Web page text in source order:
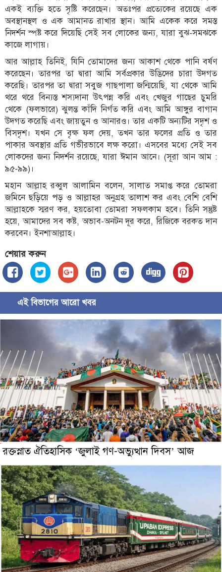
একই ব্যক্তি হতে সৃষ্টি করেছেন। অতঃপর প্রত্যেকের রয়েছে এক
অবস্থানস্থল ও এক আমানত রাখার স্থান। আমি একেক করে সমস্ত
নিদর্শন স্পষ্ট করে দিয়েছি সেই সব লোকের জন্য, যারা বুঝ-সমঝকে
কাজে লাগায়।
আর আল্লাহ তিনিই, যিনি তোমাদের জন্য আকাশ থেকে পানি বর্ষণ
করেছেন। তারপর তা দ্বারা আমি সর্বপ্রকার উদ্ভিদের চারা উদগত
করেছি। তারপর তা দ্বারা সবুজ গাছপালা জন্মিয়েছি, যা থেকে আমি
থরে থরে বিন্যস্ত শস্যদানা উৎপন্ন করি এবং খেজুর গাছের চুমরি
থেকে (ফলভারে) ঝুলন্ত কাঁদি নির্গত করি এবং আমি আঙ্গুর বাগান
উদগত করেছি এবং জায়তুন ও আনারও। তার একটি অন্যটির সদৃশ ও
বিসদৃশ। যখন সে বৃক্ষ ফল দেয়, তখন তার ফলের প্রতি ও তার
পাকার অবস্থার প্রতি গভীরভাবে লক্ষ করো। এসবের মধ্যে সেই সব
লোকদের জন্য নিদর্শন রয়েছে, যারা ঈমান আনে। (সূরা আন আম :
৯৫-৯৯)।
মহান আল্লাহ রব্বুল আলামিন বলেন, সালাত সমাপ্ত করে তোমরা
জমিনে ছড়িয়ে পড় ও আল্লাহর অনুগ্রহ তালাশ কর এবং বেশি বেশি
আল্লাহকে স্মরণ কর, হয়তোবা তোমরা সফলকাম হবে। তিনি সন্তুষ্ট
হয়ে, আমাদের সব কষ্ট, অভাব-অনটন দূর করে, রিজিকে বরকত দান
করবেন। ইনশাআল্লাহ।
শেয়ার করুন
এই বিভাগের আরো খবর
রক্তস্নাত ঐতিহাসিক ‌‘জুলাই গণ-অভ্যুত্থান দিবস’ আজ